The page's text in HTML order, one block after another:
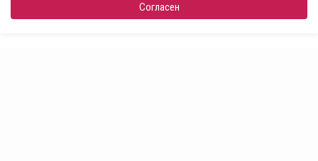
Согласен